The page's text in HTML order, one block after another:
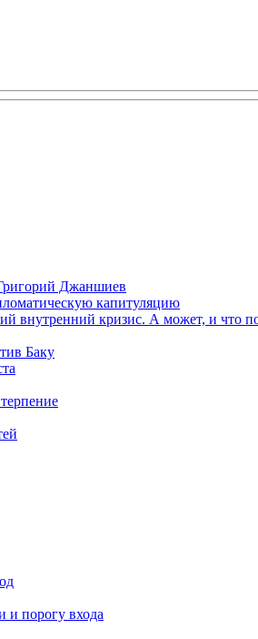
Джаншиев
капитуляцию
внутренний кризис. А может, и что
Баку
и порогу входа